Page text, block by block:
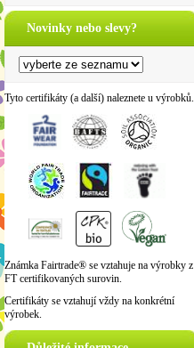
Novinky nebo slevy?
Tyto certifikáty (a další) naleznete u výrobků.
Známka Fairtrade® se vztahuje na výrobky z
FT certifikovaných surovin.
Certifikáty se vztahují vždy na konkrétní
výrobek.